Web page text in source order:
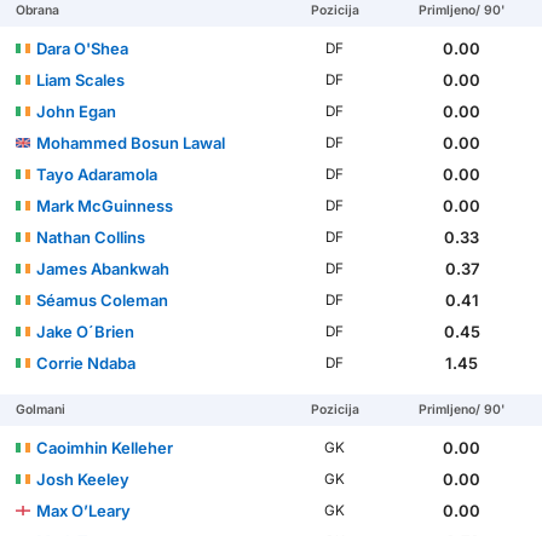
Obrana Pozicija Primljeno/ 90'
Dara O'Shea DF
0.00
Liam Scales
DF
0.00
John Egan
DF
0.00
Mohammed Bosun Lawal
DF
0.00
Tayo Adaramola
DF
0.00
Mark McGuinness
DF
0.00
Nathan Collins
DF
0.33
James Abankwah
DF
0.37
Séamus Coleman
DF
0.41
Jake O´Brien
DF
0.45
Corrie Ndaba
DF 1.45
Golmani Pozicija Primljeno/ 90'
Caoimhin Kelleher GK
0.00
Josh Keeley
GK
0.00
Max O’Leary
GK
0.00